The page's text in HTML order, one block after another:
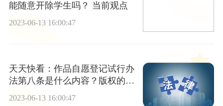
能随意开除学生吗？ 当前观点
2023-06-13 16:00:47
天天快看：作品自愿登记试行办
法第八条是什么内容？版权的申
2023-06-13 16:00:47